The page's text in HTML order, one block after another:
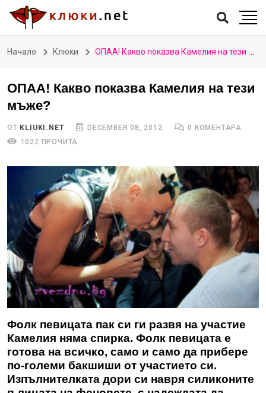
Начало Клюки ОПАА! Какво показва Камелия на тези мъже?
ОПАА! Какво показва Камелия на тези
мъже?
ОТ KLIUKI.NET DECEMBER 08, 2012
0 КОМЕНТАРА
1022 ПРОЧИТА
Фолк певицата пак си ги развя на участие
Камелия няма спирка. Фолк певицата е
готова на всичко, само и само да прибере
по-големи бакшиши от участието си.
Изпълнителката дори си навря силиконите